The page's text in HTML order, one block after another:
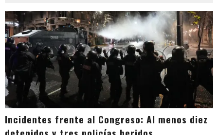
Incidentes frente al Congreso: Al menos diez